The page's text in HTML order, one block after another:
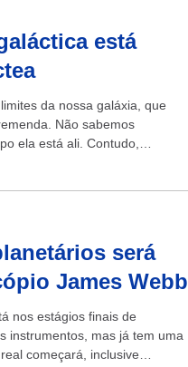
está
da nossa galáxia, que
Não sabemos
ela está ali. Contudo,
será
James Webb
nos estágios finais de
instrumentos, mas já tem uma
começará, inclusive